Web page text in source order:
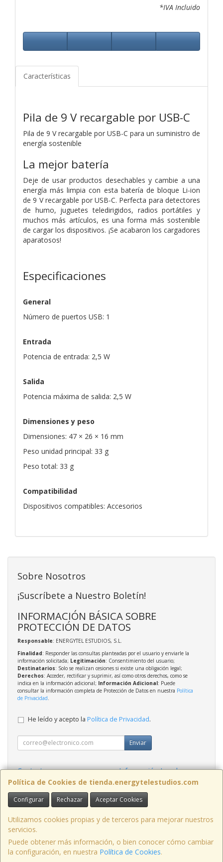
*IVA Incluido
Características
Pila de 9 V recargable por USB-C
Pila de 9 V recargable por USB-C para un suministro de
energía sostenible
La mejor batería
Deje de usar productos desechables y cambie a una
energía más limpia con esta batería de bloque Li-ion
de 9 V recargable por USB-C. Perfecta para detectores
de humo, juguetes teledirigidos, radios portátiles y
muchos más artículos, es una forma más sostenible
de cargar los dispositivos. ¡Se acabaron los cargadores
aparatosos!
Especificaciones
General
Número de puertos USB: 1
Entrada
Potencia de entrada: 2,5 W
Salida
Potencia máxima de salida: 2,5 W
Dimensiones y peso
Dimensiones: 47 × 26 × 16 mm
Peso unidad principal: 33 g
Peso total: 33 g
Compatibilidad
Dispositivos compatibles: Accesorios
Política de Cookies de tienda.energytelestudios.com
Configurar Rechazar Aceptar Cookies
Utilizamos cookies propias y de terceros para mejorar nuestros
servicios.
Puede obtener más información, o bien conocer cómo cambiar
la configuración, en nuestra Política de Cookies.
Sobre Nosotros
¡Suscríbete a Nuestro Boletín!
INFORMACIÓN BÁSICA SOBRE
PROTECCIÓN DE DATOS
Responsable: ENERGYTEL ESTUDIOS, S.L.
Finalidad: Responder las consultas planteadas por el usuario y enviarle la
información solicitada; Legitimación: Consentimiento del usuario;
Destinatarios: Solo se realizan cesiones si existe una obligación legal;
Derechos: Acceder, rectificar y suprimir, así como otros derechos, como se
indica en la información adicional; Información Adicional: Puede
consultar la información completa de Protección de Datos en nuestra Política
de Privacidad
He leído y acepto la Política de Privacidad.
Enviar
Contacto
Información Legal
Política Privacidad
Política de Cookies
Contacto
tienda@energytelestudios.com
, , , , España. - C.I.F.: B02569739 - Tfno: